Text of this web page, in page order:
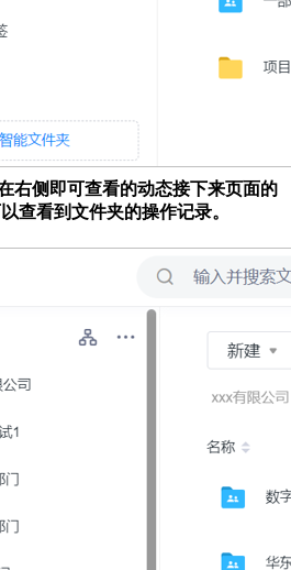
右侧即可查看的动态接下来页面的
查看到文件夹的操作记录。